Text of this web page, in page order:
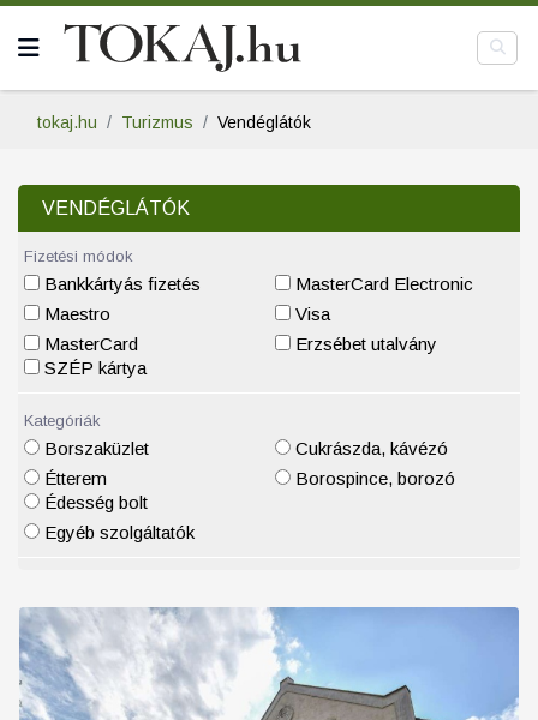
tokaj.hu Turizmus Vendéglátók
VENDÉGLÁTÓK
Fizetési módok
Bankkártyás fizetés
Maestro
MasterCard
MasterCard Electronic
Visa
Erzsébet utalvány
SZÉP kártya
Kategóriák
Borszaküzlet
Étterem
Cukrászda, kávézó
Borospince, borozó
Édesség bolt
Egyéb szolgáltatók